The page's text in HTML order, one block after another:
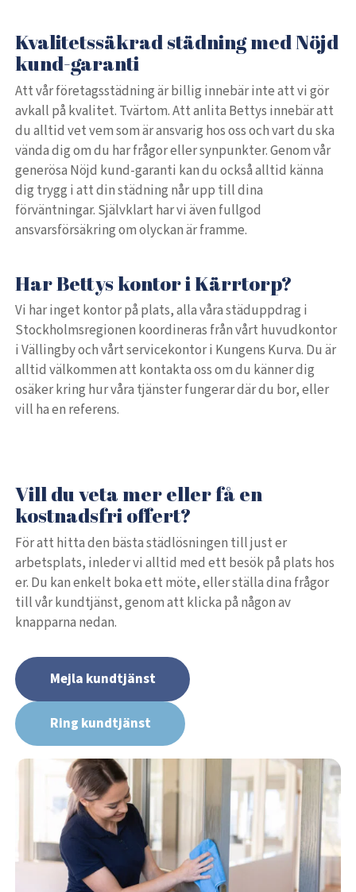
Kvalitetssäkrad städning med Nöjd
kund-garanti
Att vår företagsstädning är billig innebär inte att vi gör
avkall på kvalitet. Tvärtom. Att anlita Bettys innebär att
du alltid vet vem som är ansvarig hos oss och vart du ska
vända dig om du har frågor eller synpunkter. Genom vår
generösa Nöjd kund-garanti kan du också alltid känna
dig trygg i att din städning når upp till dina
förväntningar. Självklart har vi även fullgod
ansvarsförsäkring om olyckan är framme.
Har Bettys kontor i Kärrtorp?
Vi har inget kontor på plats, alla våra städuppdrag i
Stockholmsregionen koordineras från vårt huvudkontor
i Vällingby och vårt servicekontor i Kungens Kurva. Du är
alltid välkommen att kontakta oss om du känner dig
osäker kring hur våra tjänster fungerar där du bor, eller
vill ha en referens.
Vill du veta mer eller få en
kostnadsfri offert?
För att hitta den bästa städlösningen till just er
arbetsplats, inleder vi alltid med ett besök på plats hos
er. Du kan enkelt boka ett möte, eller ställa dina frågor
till vår kundtjänst, genom att klicka på någon av
knapparna nedan.
Mejla kundtjänst
Ring kundtjänst